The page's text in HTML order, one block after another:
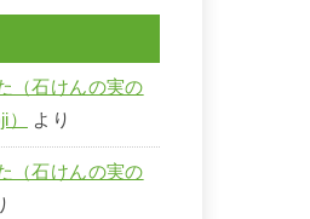
（石けんの実の
より
（石けんの実の